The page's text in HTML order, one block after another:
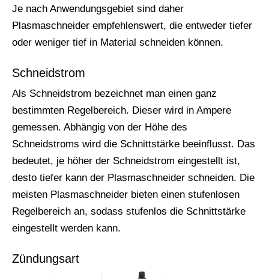
Je nach Anwendungsgebiet sind daher
Plasmaschneider empfehlenswert, die entweder tiefer
oder weniger tief in Material schneiden können.
Schneidstrom
Als Schneidstrom bezeichnet man einen ganz
bestimmten Regelbereich. Dieser wird in Ampere
gemessen. Abhängig von der Höhe des
Schneidstroms wird die Schnittstärke beeinflusst. Das
bedeutet, je höher der Schneidstrom eingestellt ist,
desto tiefer kann der Plasmaschneider schneiden. Die
meisten Plasmaschneider bieten einen stufenlosen
Regelbereich an, sodass stufenlos die Schnittstärke
eingestellt werden kann.
Zündungsart